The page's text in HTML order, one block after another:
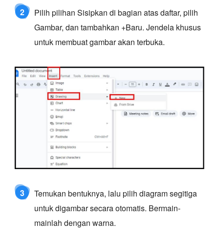
2
Pilih pilihan Sisipkan di bagian atas daftar, pilih
Gambar, dan tambahkan +Baru. Jendela khusus
untuk membuat gambar akan terbuka.
3
Temukan bentuknya, lalu pilih diagram segitiga
untuk digambar secara otomatis. Bermain-
mainlah dengan warna.